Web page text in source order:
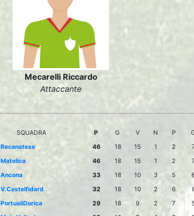
Mecarelli Riccardo
Attaccante
SQUADRA P G V N P
Recanatese 46 18 15 1 2
Matelica 46 18 15 1 2
Ancona 33 18 10 3 5
V.Castelfidard 32 18 10 2 6
PortualiDorica 29 18 9 2 7